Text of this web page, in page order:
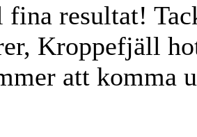
resultat!
Kroppefjäll
att komma